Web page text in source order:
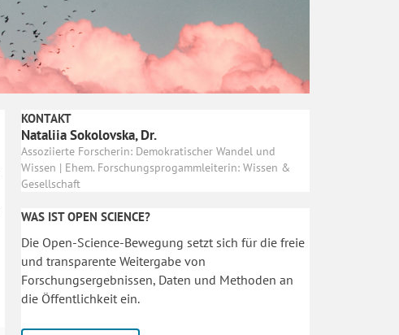
KONTAKT
Nataliia Sokolovska, Dr.
Assoziierte Forscherin: Demokratischer Wandel und
Wissen | Ehem. Forschungsprogammleiterin: Wissen &
Gesellschaft
WAS IST OPEN SCIENCE?
Die Open-Science-Bewegung setzt sich für die freie
und transparente Weitergabe von
Forschungsergebnissen, Daten und Methoden an
die Öffentlichkeit ein.